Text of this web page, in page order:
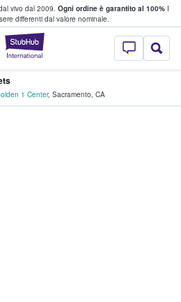
vivo dal 2009. Ogni ordine è garantito al 100%I
differenti dal valore nominale.
StubHub - Dove
biglietti
1 Center, Sacramento, CA